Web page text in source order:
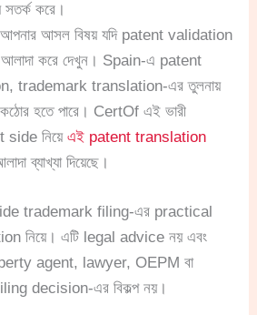
সতর্ক করে।
আপনার আসল বিষয় যদি patent validation
আলাদা করে দেখুন। Spain-এ patent
trademark translation-এর তুলনায়
হতে পারে। CertOf এই ভারী
side নিয়েএই patent translation
ব্যাখ্যা দিয়েছে।
trademark filing-এর practical
নিয়ে। এটি legal advice নয় এবং
agent, lawyer, OEPM বা
decision-এর বিকল্প নয়।